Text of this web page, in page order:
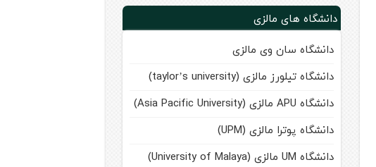
دانشگاه های مالزی
دانشگاه سان وی مالزی
دانشگاه تیلورز مالزی (taylor’s university)
دانشگاه APU مالزی (Asia Pacific University)
دانشگاه پوترا مالزی (UPM)
دانشگاه UM مالزی (University of Malaya)